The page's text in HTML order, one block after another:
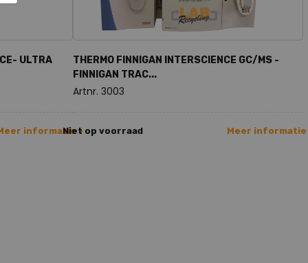
ULTRA
informatie >
THERMO FINNIGAN INTERSCIENCE GC/MS -
FINNIGAN TRAC...
Artnr. 3003
Niet op voorraad Meer informatie